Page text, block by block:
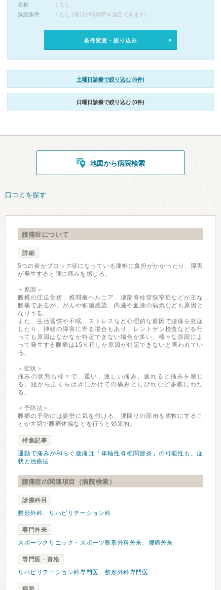
名称
なし
詳細条件
なし (曜日や時間帯を指定できます)
条件変更・絞り込み
土曜日診療で絞り込む (6件)
日曜日診療で絞り込む (0件)
地図から病院検索
口コミを探す
腰痛症について
詳細
5つの骨がブロック状になっている腰椎に負担がかかったり、障害
が発生すると腰に痛みを感じる。
＜原因＞
腰椎の圧迫骨折、椎間板ヘルニア、腰部脊柱管狭窄症などが主な
腰痛であるが、がんや細菌感染、内臓や血液の病気なども原因と
なりうる。
また、生活習慣や不眠、ストレスなど心理的な原因で腰痛を発症
したり、神経の障害に寄る場合もあり、レントゲン検査などを行
っても原因はなかなか特定できない場合が多い。様々な原因によ
って発生する腰痛は15％程しか原因が特定できないと言われてい
る。
＜症状＞
痛みの状態も様々で、重い、激しい痛み、疲れると痛みを感じ
る、腰からふくらはぎにかけての痛みとしびれなど多岐にわた
る。
＜予防法＞
腰痛の予防には姿勢に気を付ける、腰回りの筋肉を柔軟にするこ
とが大切で腰痛体操などを行うと効果的。
特集記事
運動で痛みが和らぐ腰痛は「体軸性脊椎関節炎」の可能性も。症
状と治療法
腰痛症の関連項目（病院検索）
診療科目
整形外科、 リハビリテーション科
専門外来
スポーツクリニック・スポーツ整形外科外来、 腰痛外来
専門医・資格
リハビリテーション科専門医 、整形外科専門医